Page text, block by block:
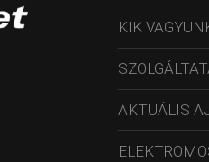
KIK
AKTUÁLIS